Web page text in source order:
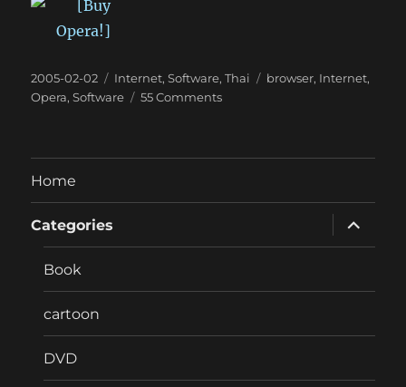
Posted
on
2005-02-02 Categories
Internet,Software,Thai Tags
browser, Internet,
Opera,Software 55 Commentson
Home
Categories
expand
child
menu
Book
cartoon
DVD